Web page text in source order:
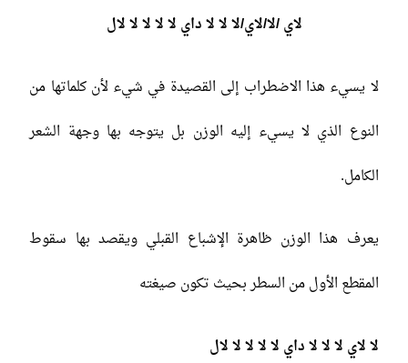
لاي /لا/لاي/لا لا لا داي لا لا لا لا لال
لا يسيء هذا الاضطراب إلى القصيدة في شيء لأن كلماتها من
النوع الذي لا يسيء إليه الوزن بل يتوجه بها وجهة الشعر
الكامل.
يعرف هذا الوزن ظاهرة الإشباع القبلي ويقصد بها سقوط
المقطع الأول من السطر بحيث تكون صيغته
لا لاي لا لا لا داي لا لا لا لا لال